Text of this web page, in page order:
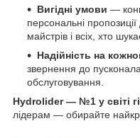
Вигідні умови —
персональні пропозиції
майстрів і всіх, хто
Надійність на
звернення до
обслуговування.
Hydrolider — №1 у світі
лідерам — обирайте